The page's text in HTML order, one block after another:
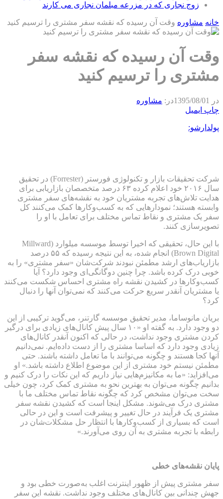
زوج نجاری که در مزرعه مبلمان نجاری می کارند
خانه مشاوره وقت آن رسیده که نقشه سفر مشتری را ترسیم کنید
وقت آن رسیده که نقشه سفر
مشتری را ترسیم کنید
در 1395/08/01در: مشاوره
چاپ ایمیل
پولدارشو:
شرکت تحقیقات بازار و تکنولوژی فورستر (Forrester) در تحقیق
سال ۲۰۱۶ خود اعلام کرده ۶۳ درصد متخصصان بازاریابی برای
هدایت تلاش‌های تجربه مشتریان خود به نقشه‌های سفر مشتری
وابسته هستند؛ نمودارهایی که به کسب‌وکارها کمک می‌کنند کل
سفر یک مشتری و نقاط تماس مختلف برای تعامل با او را
تصویرسازی کنند.
با این حال، تحقیقی که اخیرا توسط موسسه میلوارد (Millward
Brown Digital) انجام شده، به این نتیجه رسیده که ۵۵ درصد
بازاریاب‌های ارشد مطمئن نبودند شرکت‌شان «سفر مشتری» را به
خوبی درک کرده باشد. چرا چنین دوگانگی‌ای وجود دارد؟ آیا
کسب‌وکارها در کشیدن نقشه راه مشتری احساس شکست می‌کنند
یا مشتریان آنقدر سریع حرکت می‌کنند که نمی‌توان آنها را دنبال
کرد؟
بریان مانوساما، مدیر تحقیق موسسه گارتنر، می‌‌گوید ترکیبی از این
دو وجود دارد. به گفته او «۱۰ سال پیش کانال‌های زیادی برای درگیر
کردن مشتری وجود نداشت، در حالی که اکنون آنقدر کانال‌های
زیادی وجود دارد که اساسا مشتری را از دست داده‌ایم. نمی‌دانیم
آنها کجا هستند و چگونه می‌توانند با ما تعامل داشته باشند. حتی
مطمئن نیستم خود مشتری از این موضوع اطلاع داشته باشد.» او
می‌افزاید: «ما به مکانیزم‌هایی نیاز داریم که این نکات را درک کنیم و
بدانیم چگونه می‌توان به بهترین نحو به مشتری کمک کرد، چون خیلی
سخت می‌توان مشخص کرد که چگونه نقاط تماس مختلف ما با
مشتری درک می‌شوند. مشکل اینجا است که کشیدن نقشه سفر
مشتری یک فرآیند در حال تغییر و پیشرفت است و این در حالی
است که بسیاری از کسب‌وکارها با انتظار حل مشکلات‌شان در
رابطه با تجربه مشتری به آن روی می‌آورند.»
پایان نقشه‌های خطی
سفر مشتری پیش از ظهور اینترنت اغلب به‌صورت خطی بود و
جهش چندانی بین کانال‌های مختلف وجود نداشت. نقشه این سفر